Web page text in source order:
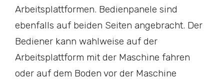
Arbeitsplattformen. Bedienpanele sind
ebenfalls auf beiden Seiten angebracht. Der
Bediener kann wahlweise auf der
Arbeitsplattform mit der Maschine fahren
oder auf dem Boden vor der Maschine